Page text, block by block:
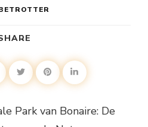
Park van Bonaire: De